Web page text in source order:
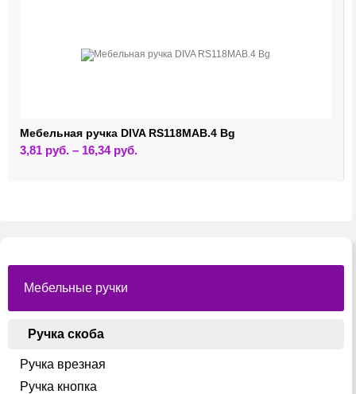
Мебельная ручка DIVA RS118MAB.4 Bg
3,81 руб. – 16,34 руб.
Мебельные ручки
Ручка скоба
Ручка врезная
Ручка кнопка